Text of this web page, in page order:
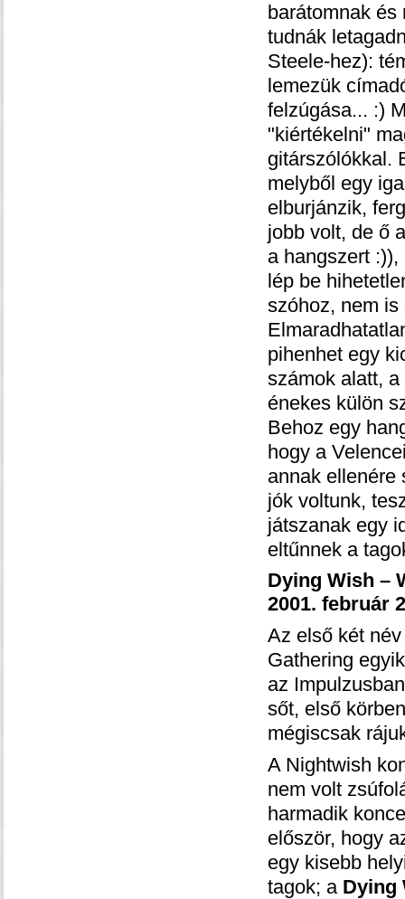
barátomnak és
tudnák
Steele-hez):
lemezük
felzúgása... :)
"kiértékelni"
gitárszólókkal.
melyből egy
elburjánzik,
jobb volt, de ő
a hangszert
lép be
szóhoz, nem
pihenhet egy
számok alatt,
énekes külön
Behoz egy
hogy a
annak ellenére
jók voltunk,
játszanak egy
eltűnnek a
Dying Wish –
2001. február
Az első két
Gathering
az
sőt, első
mégiscsak
A Nightwish
nem volt
harmadik
először, hogy
egy kisebb
tagok; a Dying